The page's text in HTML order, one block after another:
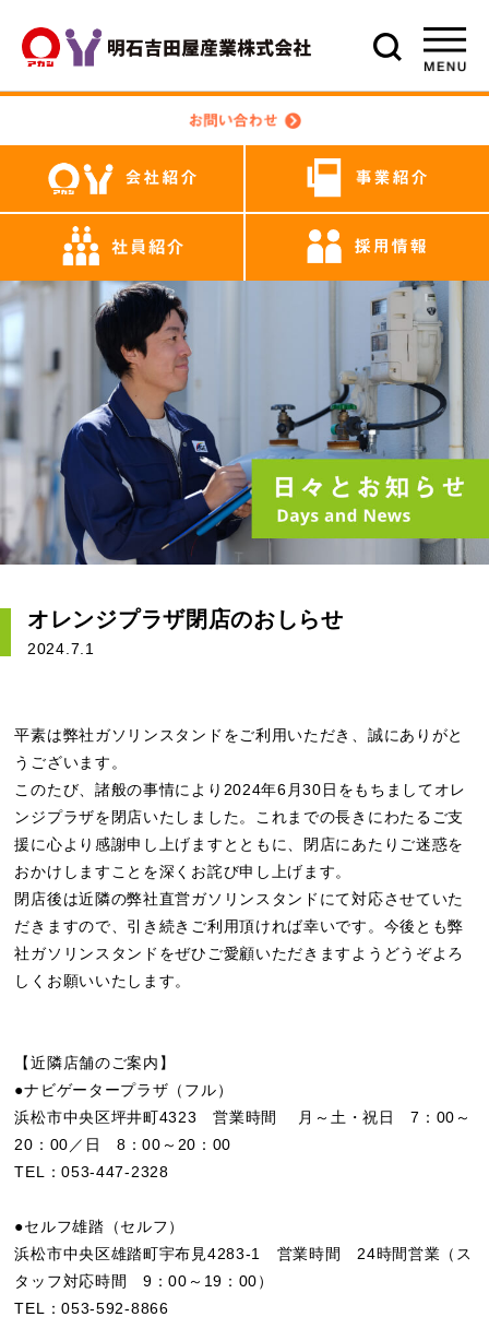
オレンジプラザ閉店のおしらせ
2024.7.1
平素は弊社ガソリンスタンドをご利用いただき、誠にありがと
うございます。
このたび、諸般の事情により2024年6月30日をもちましてオレ
ンジプラザを閉店いたしました。これまでの長きにわたるご支
援に心より感謝申し上げますとともに、閉店にあたりご迷惑を
おかけしますことを深くお詫び申し上げます。
閉店後は近隣の弊社直営ガソリンスタンドにて対応させていた
だきますので、引き続きご利用頂ければ幸いです。今後とも弊
社ガソリンスタンドをぜひご愛顧いただきますようどうぞよろ
しくお願いいたします。
【近隣店舗のご案内】
●ナビゲータープラザ（フル）
浜松市中央区坪井町4323 営業時間 月～土・祝日 7：00～
20：00／日 8：00～20：00
TEL：053-447-2328
●セルフ雄踏（セルフ）
浜松市中央区雄踏町宇布見4283-1 営業時間 24時間営業（ス
タッフ対応時間 9：00～19：00）
TEL：053-592-8866